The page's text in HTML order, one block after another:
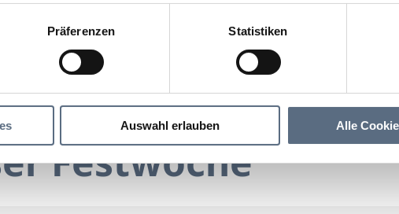
Präferenzen Statistiken
Auswahl erlauben Alle
Lenggrieser Festwoche
Festwoche